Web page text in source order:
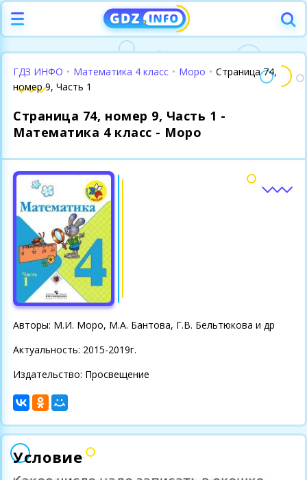
ГДЗ ИНФО • Математика 4 класс • Моро • Страница 74,
номер 9, Часть 1
Страница 74, номер 9, Часть 1 -
Математика 4 класс - Моро
Авторы: М.И. Моро, М.А. Бантова, Г.В. Бельтюкова и др
Актуальность: 2015-2019г.
Издательство: Просвещение
Условие